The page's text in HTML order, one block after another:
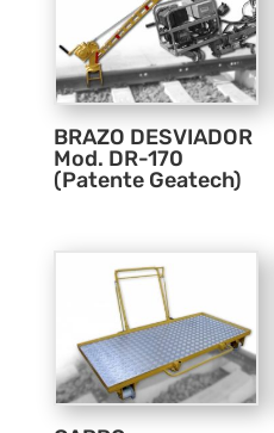
BRAZO DESVIADOR
Mod. DR-170
(Patente Geatech)